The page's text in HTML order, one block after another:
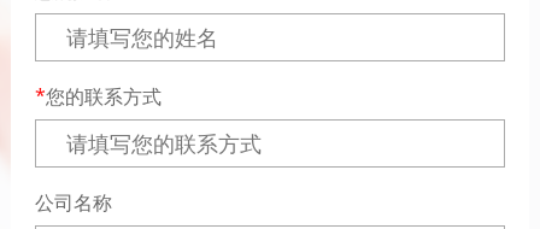
您的联系方式
公司名称